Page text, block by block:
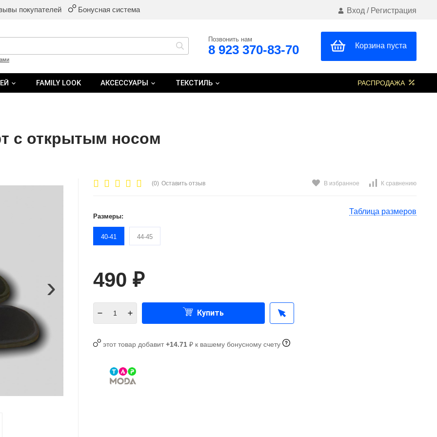
покупателей Бонусная система Вход / Регистрация
Позвонить нам
8 923 370-83-70 Корзина пуста
FAMILY LOOK АКСЕССУАРЫ ТЕКСТИЛЬ РАСПРОДАЖА
с открытым носом
›
(0) Оставить отзыв В избранное К сравнению
Таблица размеров
Размеры:
40-41 44-45
490 ₽
Купить
этот товар добавит+14.71 ₽ к вашему бонусному счету